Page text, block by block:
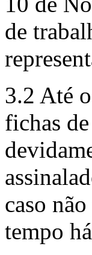
de
3.2 Até
fichas
caso
tempo